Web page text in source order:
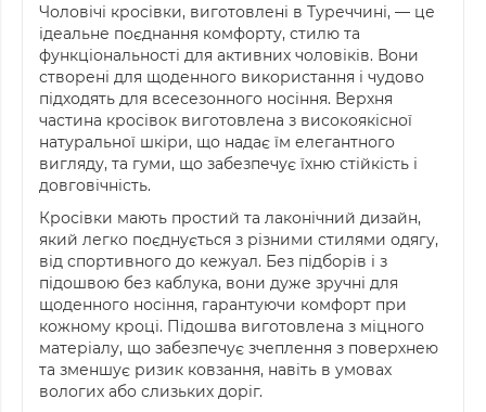
Чоловічі кросівки, виготовлені в Туреччині, — це
ідеальне поєднання комфорту, стилю та
функціональності для активних чоловіків. Вони
створені для щоденного використання і чудово
підходять для всесезонного носіння. Верхня
частина кросівок виготовлена з високоякісної
натуральної шкіри, що надає їм елегантного
вигляду, та гуми, що забезпечує їхню стійкість і
довговічність.
Кросівки мають простий та лаконічний дизайн,
який легко поєднується з різними стилями одягу,
від спортивного до кежуал. Без підборів і з
підошвою без каблука, вони дуже зручні для
щоденного носіння, гарантуючи комфорт при
кожному кроці. Підошва виготовлена з міцного
матеріалу, що забезпечує зчеплення з поверхнею
та зменшує ризик ковзання, навіть в умовах
вологих або слизьких доріг.